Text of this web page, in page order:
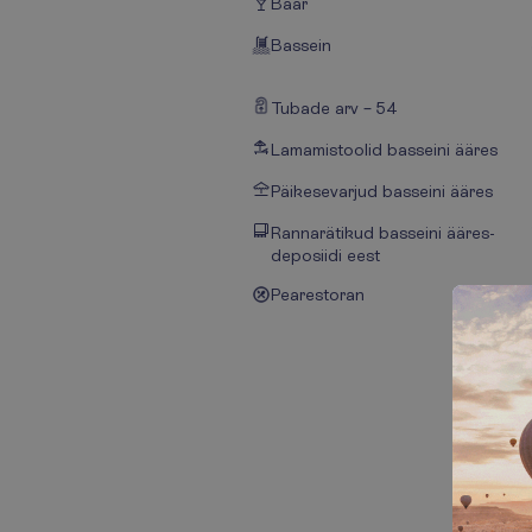
Bassein
Tubade arv – 54
Lamamistoolid basseini ääres
Päikesevarjud basseini ääres
Rannarätikud basseini ääres-
deposiidi eest
Pearestoran